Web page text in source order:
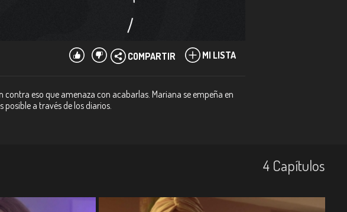
MI LISTA
COMPARTIR
eso que amenaza con acabarlas. Mariana se empeña en
a través de los diarios.
4 Capí­tulos